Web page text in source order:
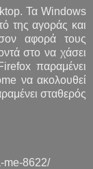
Τα Windows
της αγοράς και
αφορά τους
στο να χάσει
παραμένει
να ακολουθεί
σταθερός
me-8622/